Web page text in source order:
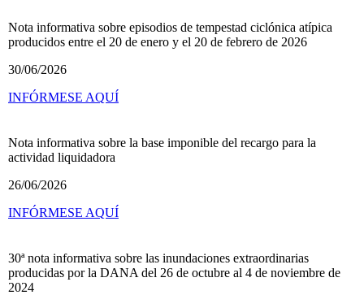
Nota informativa sobre episodios de tempestad ciclónica atípica
producidos entre el 20 de enero y el 20 de febrero de 2026
30/06/2026
INFÓRMESE AQUÍ
Nota informativa sobre la base imponible del recargo para la
actividad liquidadora
26/06/2026
INFÓRMESE AQUÍ
30ª nota informativa sobre las inundaciones extraordinarias
producidas por la DANA del 26 de octubre al 4 de noviembre de
2024